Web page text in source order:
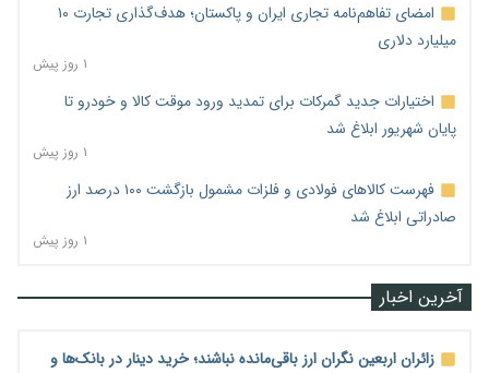
امضای تفاهم‌نامه تجاری ایران و پاکستان؛ هدف‌گذاری تجارت ۱۰
میلیارد دلاری
۱ روز پیش
اختیارات جدید گمرکات برای تمدید ورود موقت کالا و خودرو تا
پایان شهریور ابلاغ شد
۱ روز پیش
فهرست کالاهای فولادی و فلزات مشمول بازگشت ۱۰۰ درصد ارز
صادراتی ابلاغ شد
۱ روز پیش
آخرین اخبار
زائران اربعین نگران ارز باقی‌مانده نباشند؛ خرید دینار در بانک‌ها و